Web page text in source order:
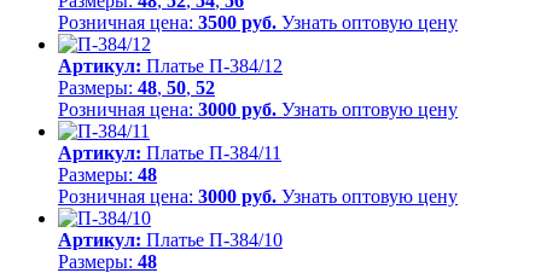
Розничная цена: 3500 руб. Узнать оптовую цену
Артикул: Платье П-384/12
Размеры: 48, 50, 52
Розничная цена: 3000 руб. Узнать оптовую цену
Артикул: Платье П-384/11
Размеры: 48
Розничная цена: 3000 руб. Узнать оптовую цену
Артикул: Платье П-384/10
Размеры: 48